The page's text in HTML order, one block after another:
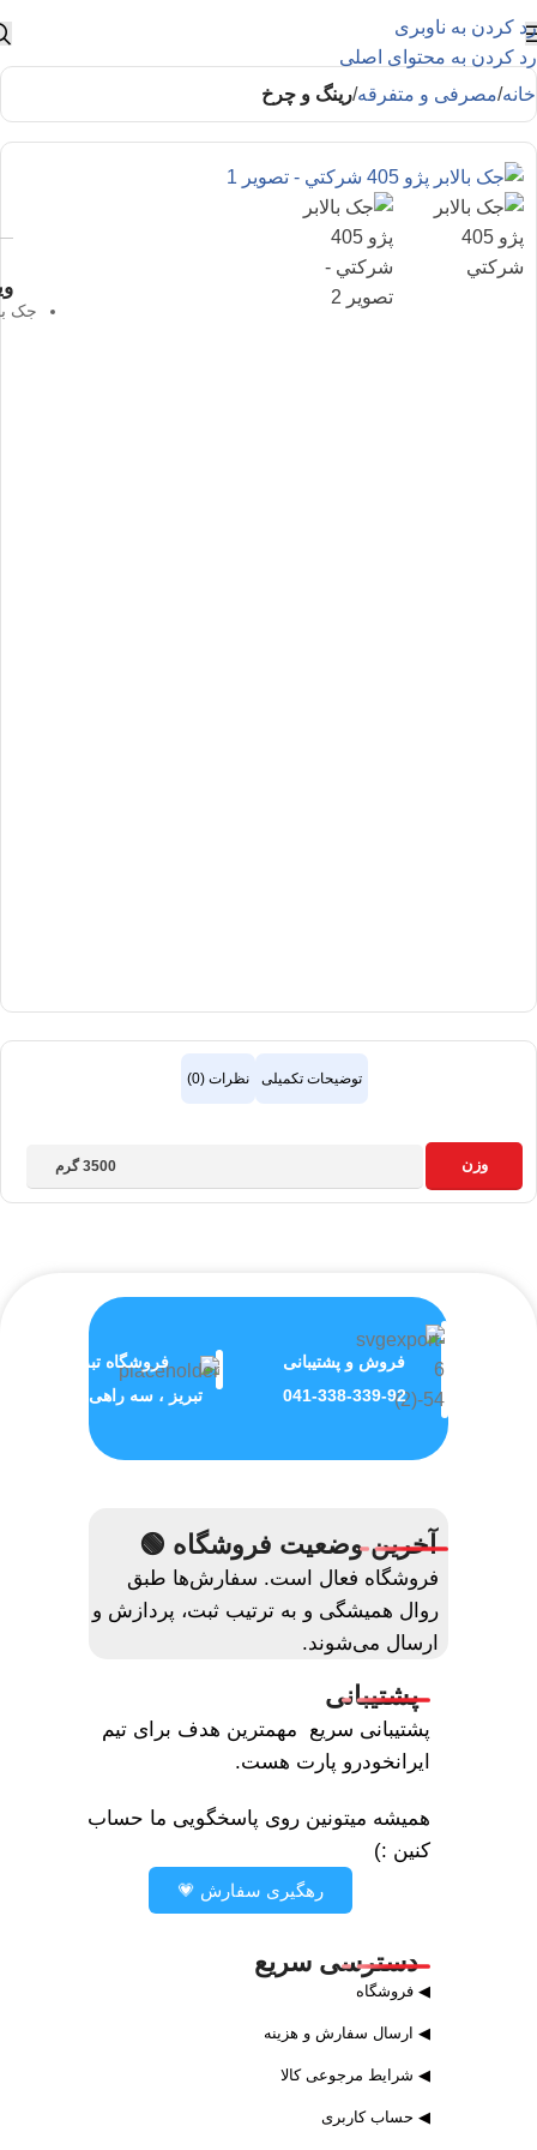
رد کردن به ناوبری
رد کردن به محتوای اصلی
خانه مصرفی و متفرقه رینگ و چرخ
جک
توضیحات تکمیلی نظرات (0)
وزن 3500 گرم
فروش و پشتیبانی
041-338-339-92
فروشگاه تبریز
تبریز ، سه راهی ولیعصر
آخرین وضعیت فروشگاه 🟢
فروشگاه فعال است. سفارش‌ها طبق
روال همیشگی و به ترتیب ثبت، پردازش و
ارسال می‌شوند.
پشتیبانی
پشتیبانی سریع مهمترین هدف برای تیم
ایرانخودرو پارت هست.
همیشه میتونین روی پاسخگویی ما حساب
کنین :)
رهگیری سفارش 💗
دسترسی سریع
◀ فروشگاه
◀ ارسال سفارش و هزینه
◀ شرایط مرجوعی کالا
◀ حساب کاربری